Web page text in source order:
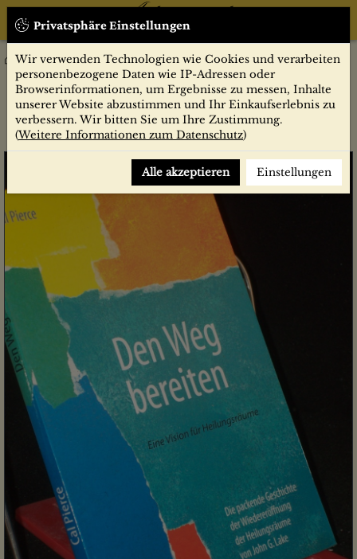
Privatsphäre Einstellungen
Wir verwenden Technologien wie Cookies und verarbeiten
personenbezogene Daten wie IP-Adressen oder
Browserinformationen, um Ergebnisse zu messen, Inhalte
unserer Website abzustimmen und Ihr Einkaufserlebnis zu
verbessern. Wir bitten Sie um Ihre Zustimmung.
(Weitere Informationen zum Datenschutz)
Alle akzeptieren Einstellungen
Sachbücher
Den Weg bereiten : eine Vision für Heilungsräume ; die
packende Geschichte der Wiedereröffnung der Heilungsräume
von John G. Lake / Cal Pierce. Übers.: Tina Pompe/Manfred
Mayer